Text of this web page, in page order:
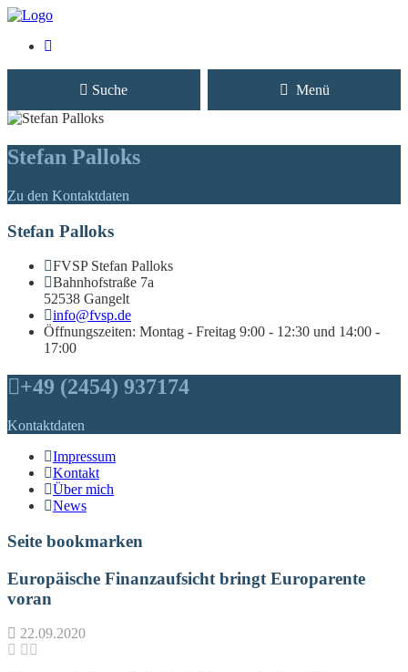
Suche Menü
Stefan Palloks
Zu den Kontaktdaten
Stefan Palloks
FVSP Stefan Palloks
Bahnhofstraße 7a
52538 Gangelt
info@fvsp.de
Öffnungszeiten: Montag - Freitag 9:00 - 12:30 und 14:00 -
17:00
+49 (2454) 937174
Kontaktdaten
Impressum
Kontakt
Über mich
News
Seite bookmarken
Europäische Finanzaufsicht bringt Europarente
voran
22.09.2020